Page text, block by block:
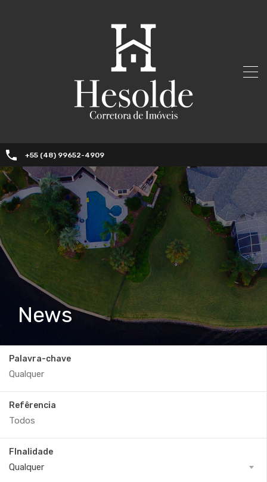
+55 (48) 99652-4909
News
Palavra-chave
Refêrencia
FInalidade
Qualquer